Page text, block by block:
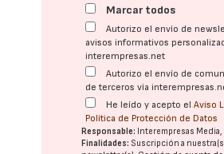
Marcar todos
Autorizo el envío de
avisos informativos
interempresas.net
Autorizo el envío de
de terceros vía
He leído y acepto elAviso
Política de Protección de Datos
Responsable: Interempresas Media,
Finalidades: Suscripción a